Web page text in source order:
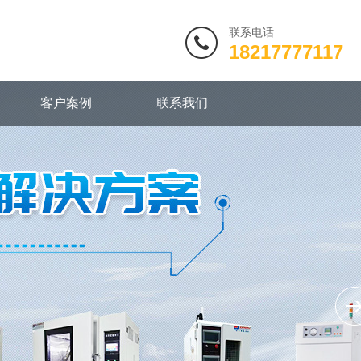
联系电话
18217777117
客户案例 联系我们